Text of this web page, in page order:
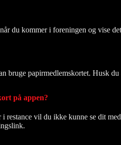
du kommer i foreningen og vise
bruge papirmedlemskortet. Husk
på appen?
restance vil du ikke kunne se dit